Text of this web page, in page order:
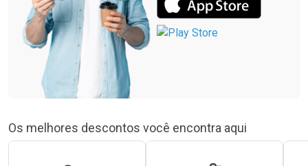
Os melhores descontos você encontra aqui